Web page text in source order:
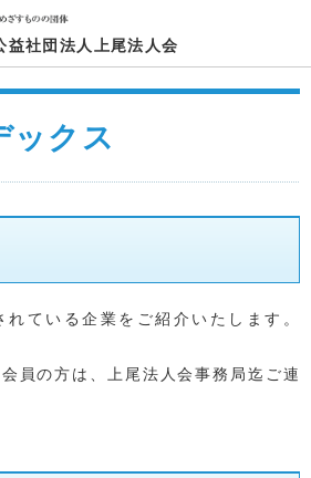
益社団法人上尾法人会
ックス
ている企業をご紹介いたします。
員の方は、上尾法人会事務局迄ご連